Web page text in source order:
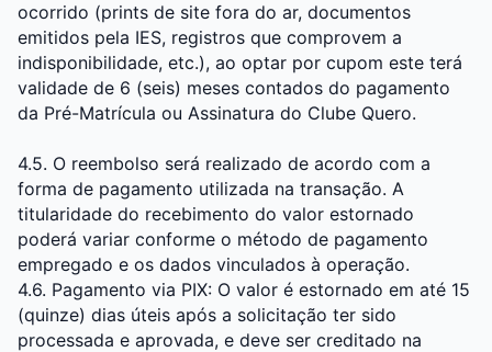
ocorrido (prints de site fora do ar, documentos
emitidos pela IES, registros que comprovem a
indisponibilidade, etc.), ao optar por cupom este terá
validade de 6 (seis) meses contados do pagamento
da Pré-Matrícula ou Assinatura do Clube Quero.
4.5. O reembolso será realizado de acordo com a
forma de pagamento utilizada na transação. A
titularidade do recebimento do valor estornado
poderá variar conforme o método de pagamento
empregado e os dados vinculados à operação.
4.6. Pagamento via PIX: O valor é estornado em até 15
(quinze) dias úteis após a solicitação ter sido
processada e aprovada, e deve ser creditado na